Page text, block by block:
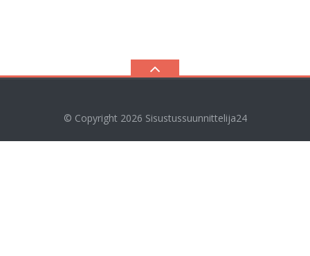
© Copyright 2026 Sisustussuunnittelija24